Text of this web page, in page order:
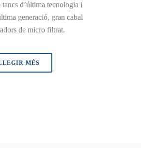
tancs d’última tecnologia i
generació, gran cabal
de micro filtrat.
MÉS